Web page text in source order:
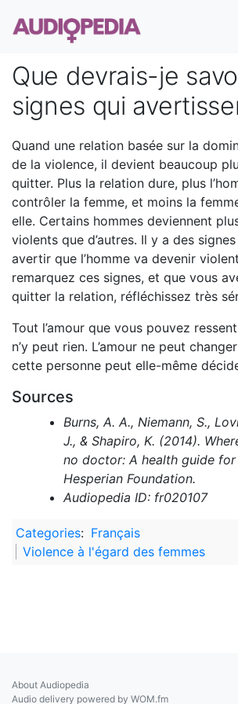
Que devrais-je
signes qui
Quand une relation basée sur la
de la violence, il devient beaucoup
quitter. Plus la relation dure, plus
contrôler la femme, et moins la
elle. Certains hommes deviennent
violents que d’autres. Il y a des
avertir que l’homme va devenir
remarquez ces signes, et que vous
quitter la relation, réfléchissez très
Tout l’amour que vous pouvez
n’y peut rien. L’amour ne peut
cette personne peut elle-même
Sources
Burns, A. A., Niemann, S.,
J., & Shapiro, K. (2014).
no doctor: A health guide for
Hesperian Foundation.
Audiopedia ID: fr020107
Categories: Français
Violence à l'égard des femmes
About Audiopedia
Audio delivery powered by WOM.fm